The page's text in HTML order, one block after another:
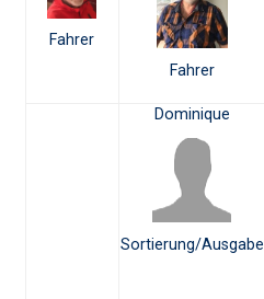
Fahrer
Fahrer
Dominique
Sortierung/Ausgabe